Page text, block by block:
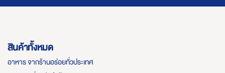
สินค้าทั้งหมด
อาหาร จากร้านอร่อยทั่วประเทศ